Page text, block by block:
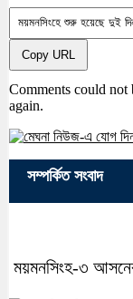
Copy URL
Comments could not
again.
সম্পর্কিত সংবাদ
ময়মনসিংহ-৩